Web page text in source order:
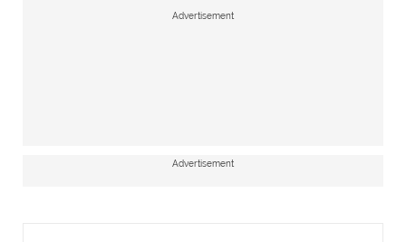
Advertisement
Advertisement